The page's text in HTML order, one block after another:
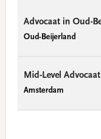
Advocaat in Oud-
Oud-Beijerland
Mid-Level
Amsterdam